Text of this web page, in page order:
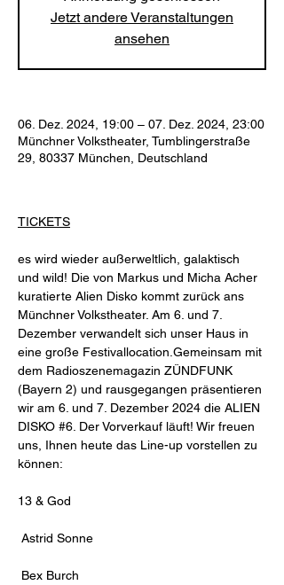
Jetzt andere Veranstaltungen
ansehen
06. Dez. 2024, 19:00 – 07. Dez. 2024, 23:00
Münchner Volkstheater, Tumblingerstraße
29, 80337 München, Deutschland
TICKETS
es wird wieder außerweltlich, galaktisch
und wild! Die von Markus und Micha Acher
kuratierte Alien Disko kommt zurück ans
Münchner Volkstheater. Am 6. und 7.
Dezember verwandelt sich unser Haus in
eine große Festivallocation.Gemeinsam mit
dem Radioszenemagazin ZÜNDFUNK
(Bayern 2) und rausgegangen präsentieren
wir am 6. und 7. Dezember 2024 die ALIEN
DISKO #6 . Der Vorverkauf läuft! Wir freuen
uns, Ihnen heute das Line-up vorstellen zu
können:
13 & God
Astrid Sonne
Bex Burch